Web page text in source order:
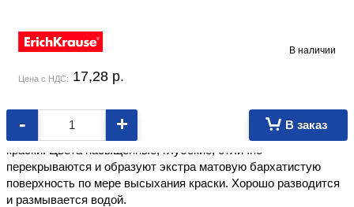
В наличии
Цена с НДС: 17,28 p.
- + В заказ
Гуашь ErichKrause отличает высокая кроющая способность
краски. Цвета насыщенные, глубокие, отлично
перекрываются и образуют экстра матовую бархатистую
поверхность по мере высыхания краски. Хорошо разводится
и размывается водой.